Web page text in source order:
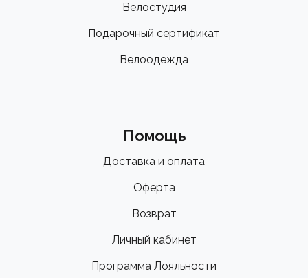
Велостудия
Подарочный сертификат
Велоодежда
Помощь
Доставка и оплата
Оферта
Возврат
Личный кабинет
Программа Лояльности